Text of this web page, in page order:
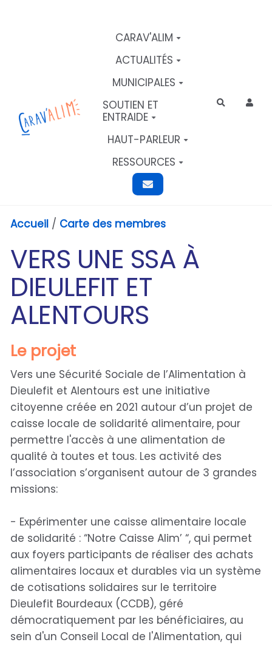
CARAV'ALIM
ACTUALITÉS
MUNICIPALES
SOUTIEN ET
ENTRAIDE
HAUT-PARLEUR
RESSOURCES
Rechercher
Accueil / Carte des membres
VERS UNE SSA À
DIEULEFIT ET
ALENTOURS
Le projet
Vers une Sécurité Sociale de l’Alimentation à
Dieulefit et Alentours est une initiative
citoyenne créée en 2021 autour d’un projet de
caisse locale de solidarité alimentaire, pour
permettre l'accès à une alimentation de
qualité à toutes et tous. Les activité des
l’association s’organisent autour de 3 grandes
missions:
- Expérimenter une caisse alimentaire locale
de solidarité : “Notre Caisse Alim’ “, qui permet
aux foyers participants de réaliser des achats
alimentaires locaux et durables via un système
de cotisations solidaires sur le territoire
Dieulefit Bourdeaux (CCDB), géré
démocratiquement par les bénéficiaires, au
sein d'un Conseil Local de l'Alimentation, qui